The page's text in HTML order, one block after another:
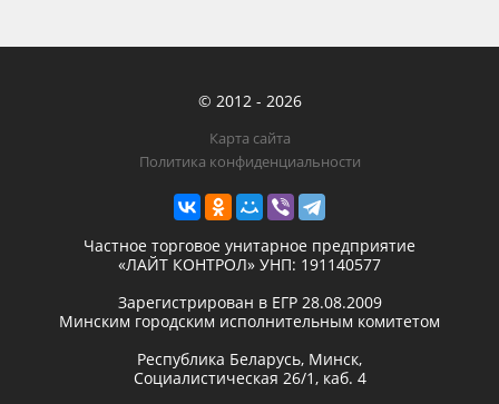
© 2012 - 2026
Карта сайта
Политика конфиденциальности
Частное торговое унитарное предприятие
«ЛАЙТ КОНТРОЛ» УНП: 191140577
Зарегистрирован в ЕГР 28.08.2009
Минским городским исполнительным комитетом
Республика Беларусь, Минск,
Социалистическая 26/1, каб. 4